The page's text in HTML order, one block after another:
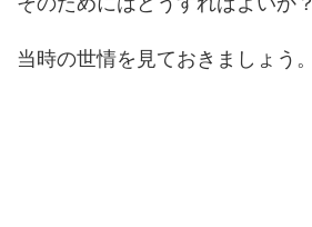
当時の世情を見ておきましょう。